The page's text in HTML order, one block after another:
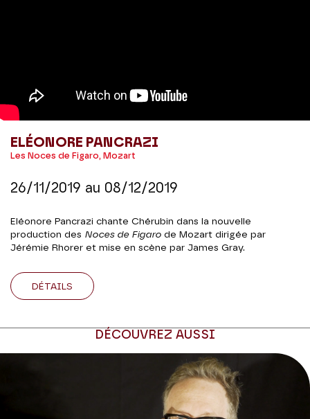
ELÉONORE PANCRAZI
Les Noces de Figaro, Mozart
26/11/2019 au 08/12/2019
Eléonore Pancrazi chante Chérubin dans la nouvelle
production des Noces de Figaro de Mozart dirigée par
Jérémie Rhorer et mise en scène par James Gray.
DÉTAILS
DÉCOUVREZ AUSSI